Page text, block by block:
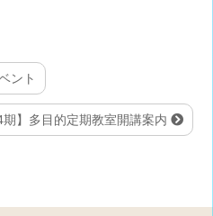
ント
期】多目的定期教室開講案内